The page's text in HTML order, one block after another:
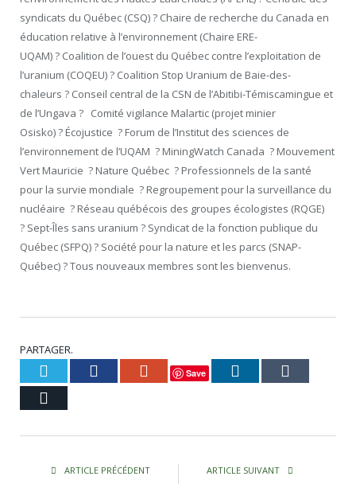
syndicats du Québec (CSQ) ? Chaire de recherche du Canada en
éducation relative à l’environnement (Chaire ERE-
UQAM) ? Coalition de l’ouest du Québec contre l’exploitation de
l’uranium (COQEU) ? Coalition Stop Uranium de Baie-des-
chaleurs ? Conseil central de la CSN de l’Abitibi-Témiscamingue et
de l’Ungava ? Comité vigilance Malartic (projet minier
Osisko) ? Écojustice ? Forum de l’Institut des sciences de
l’environnement de l’UQAM ? MiningWatch Canada ? Mouvement
Vert Mauricie ? Nature Québec ? Professionnels de la santé
pour la survie mondiale ? Regroupement pour la surveillance du
nucléaire ? Réseau québécois des groupes écologistes (RQGE)
? Sept-Îles sans uranium ? Syndicat de la fonction publique du
Québec (SFPQ) ? Société pour la nature et les parcs (SNAP-
Québec) ? Tous nouveaux membres sont les bienvenus.
PARTAGER.
Twitter Facebook Google+
Save LinkedIn
ARTICLE PRÉCÉDENT ARTICLE SUIVANT